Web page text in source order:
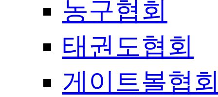
농구협회
태권도협회
게이트볼협